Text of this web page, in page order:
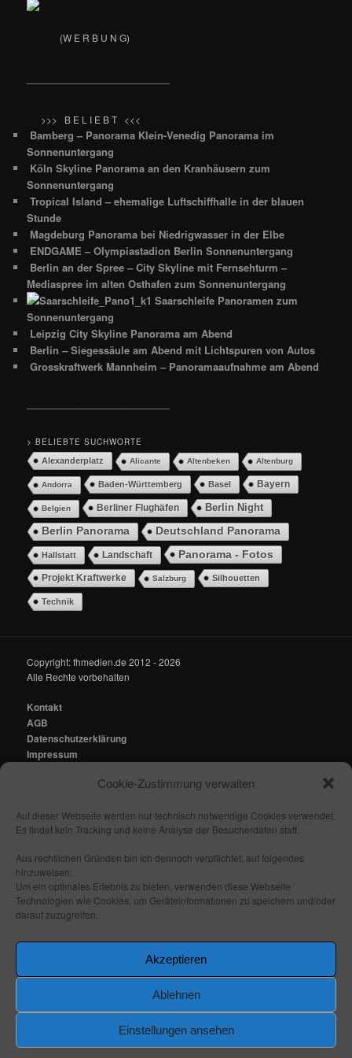
Cookie-Zustimmung verwalten
Auf dieser Webseite werden nur technisch notwendige Cookies verwendet.
Es findet kein Tracking und keine Analyse der Besucherdaten statt.
Aus rechtlichen Gründen bin ich dennoch verpflichtet, auf folgendes
hinzuweisen:
Um ein optimales Erlebnis zu bieten, verwenden diese Webseite
Technologien wie Cookies, um Geräteinformationen zu speichern und/oder
darauf zuzugreifen.
Akzeptieren
Ablehnen
Einstellungen ansehen
(W E R B U N G)
>>> B E L I E B T <<<
Bamberg – Panorama Klein-Venedig Panorama im
Sonnenuntergang
Köln Skyline Panorama an den Kranhäusern zum
Sonnenuntergang
Tropical Island – ehemalige Luftschiffhalle in der blauen
Stunde
Magdeburg Panorama bei Niedrigwasser in der Elbe
ENDGAME – Olympiastadion Berlin Sonnenuntergang
Berlin an der Spree – City Skyline mit Fernsehturm –
Mediaspree im alten Osthafen zum Sonnenuntergang
Saarschleife Panoramen zum
Sonnenuntergang
Leipzig City Skyline Panorama am Abend
Berlin – Siegessäule am Abend mit Lichtspuren von Autos
Grosskraftwerk Mannheim – Panoramaaufnahme am Abend
> BELIEBTE SUCHWORTE
Alexanderplatz Alicante Altenbeken Altenburg
Andorra Baden-Württemberg Basel Bayern
Belgien Berliner Flughäfen
Berlin Night
Berlin Panorama
Deutschland Panorama
Hallstatt Landschaft Panorama - Fotos
Projekt Kraftwerke Salzburg Silhouetten
Technik
Copyright: fhmedien.de 2012 - 2026
Alle Rechte vorbehalten
Kontakt
AGB
Datenschutzerklärung
Impressum
mail@fhmedien.de
Nach oben/ Seitenanfang
Folge mir:
_ _
Stolz präsentiert von WordPress